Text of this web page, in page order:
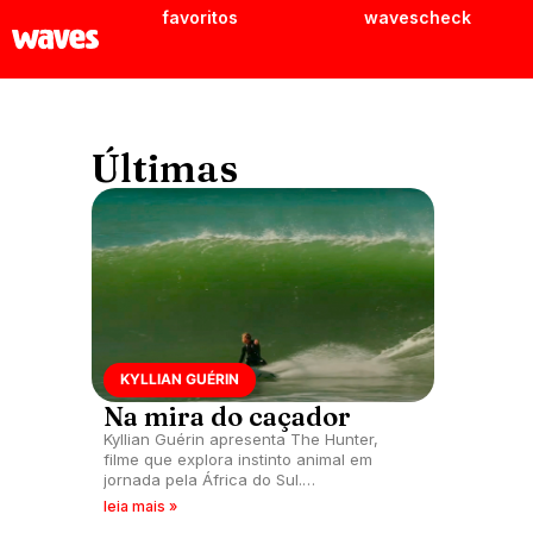
favoritos wavescheck
Últimas
KYLLIAN GUÉRIN
Na mira do caçador
Kyllian Guérin apresenta The Hunter,
filme que explora instinto animal em
jornada pela África do Sul.
Acompanhado de grandes talentos
leia mais »